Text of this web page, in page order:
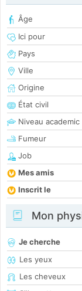
Âge
Ici pour
Pays
Ville
Origine
État civil
Niveau academic
Fumeur
Job
Mes amis
Inscrit le
Mon
Je cherche
Les yeux
Les cheveux